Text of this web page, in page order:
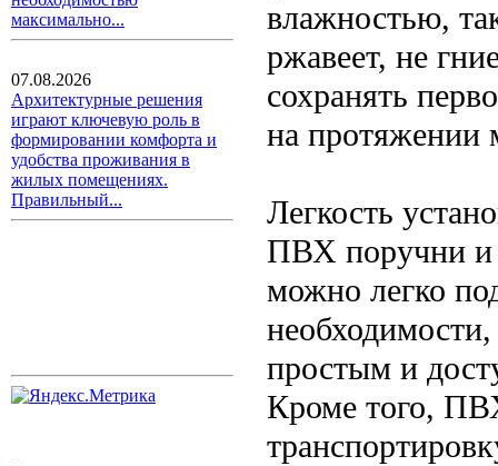
максимально...
07.08.2026
Архитектурные решения
играют ключевую роль в
формировании комфорта и
удобства проживания в
жилых помещениях.
Правильный...
влажностью,
ржавеет, не
сохранять
на протяжении
Легкость
ПВХ поручни и
можно легко
необходимости,
простым и
Кроме того,